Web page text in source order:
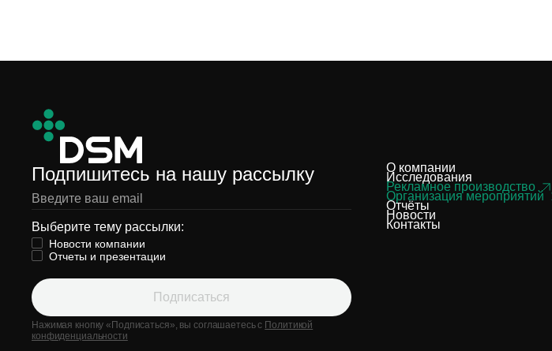
Подпишитесь на нашу рассылку
Выберите тему рассылки:
Новости компании
Отчеты и презентации
Подписаться
Нажимая кнопку «Подписаться», вы соглашаетесь с Политикой
конфиденциальности
О компании
Исследования
Рекламное производство
Организация мероприятий
Отчёты
Новости
Контакты